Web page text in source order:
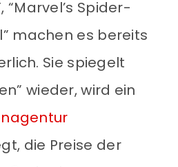
“Marvel’s Spider-
machen es bereits
Sie spiegelt
wieder, wird ein
die Preise der